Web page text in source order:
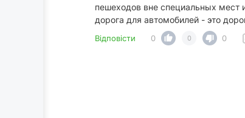
пешеходов вне специальных мест
дорога для автомобилей - это
Відповісти 0 0 0